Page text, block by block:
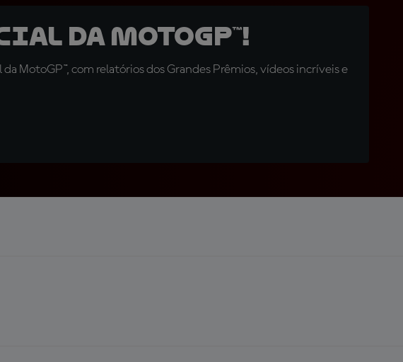
da MotoGP™!
MotoGP™, com relatórios dos Grandes Prêmios, vídeos incríveis e